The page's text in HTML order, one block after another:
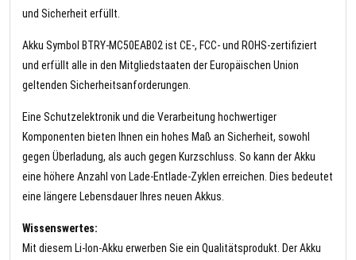
und Sicherheit erfüllt.
Akku Symbol BTRY-MC50EAB02 ist CE-, FCC- und ROHS-zertifiziert
und erfüllt alle in den Mitgliedstaaten der Europäischen Union
geltenden Sicherheitsanforderungen.
Eine Schutzelektronik und die Verarbeitung hochwertiger
Komponenten bieten Ihnen ein hohes Maß an Sicherheit, sowohl
gegen Überladung, als auch gegen Kurzschluss. So kann der Akku
eine höhere Anzahl von Lade-Entlade-Zyklen erreichen. Dies bedeutet
eine längere Lebensdauer Ihres neuen Akkus.
Wissenswertes:
Mit diesem Li-Ion-Akku erwerben Sie ein Qualitätsprodukt. Der Akku